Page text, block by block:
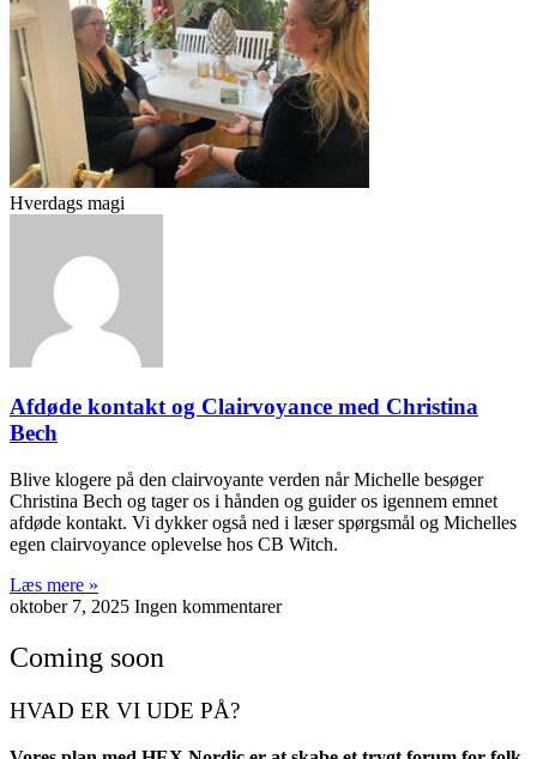
Hverdags magi
Afdøde kontakt og Clairvoyance med Christina
Bech
Blive klogere på den clairvoyante verden når Michelle besøger
Christina Bech og tager os i hånden og guider os igennem emnet
afdøde kontakt. Vi dykker også ned i læser spørgsmål og Michelles
egen clairvoyance oplevelse hos CB Witch.
Læs mere »
oktober 7, 2025 Ingen kommentarer
Coming soon
HVAD ER VI UDE PÅ?